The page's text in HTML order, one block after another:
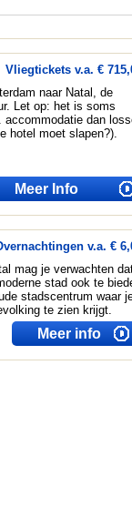
Vliegtickets v.a. €
naar Natal, de
Let op: het is soms
accommodatie dan
hotel moet slapen?).
Meer Info
v.a. €
mag je verwachten
stad ook te
stadscentrum waar
te zien krijgt.
Meer info